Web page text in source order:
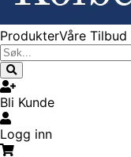
ProdukterVåre Tilbud
Bli Kunde
Logg inn